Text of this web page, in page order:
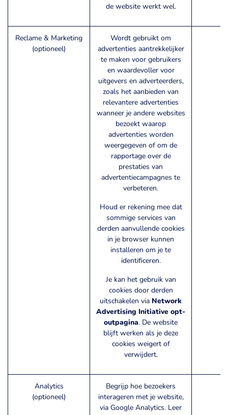
de website werkt wel.
Reclame & Marketing
(optioneel)
Wordt gebruikt om
advertenties aantrekkelijker
te maken voor gebruikers
en waardevoller voor
uitgevers en adverteerders,
zoals het aanbieden van
relevantere advertenties
wanneer je andere websites
bezoekt waarop
advertenties worden
weergegeven of om de
rapportage over de
prestaties van
advertentiecampagnes te
verbeteren.
Houd er rekening mee dat
sommige services van
derden aanvullende cookies
in je browser kunnen
installeren om je te
identificeren.
Je kan het gebruik van
cookies door derden
uitschakelen via Network
Advertising Initiative opt-
outpagina. De website
blijft werken als je deze
cookies weigert of
verwijdert.
Analytics
(optioneel)
Begrijp hoe bezoekers
interageren met je website,
via Google Analytics. Leer